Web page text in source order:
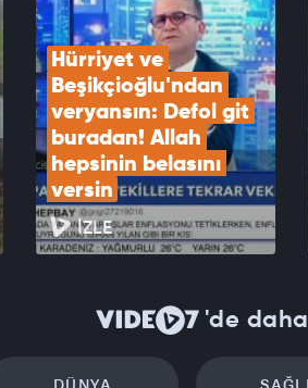
VIDEOYU İZLE
Hürriyet ve
Beşikçioğlu'ndan
veryansın: Defol git
buradan! Allah
hepsinin belasını
versin
İZLE
'de daha